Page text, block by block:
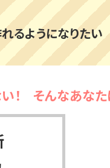
るようになりたい
！ そんなあな